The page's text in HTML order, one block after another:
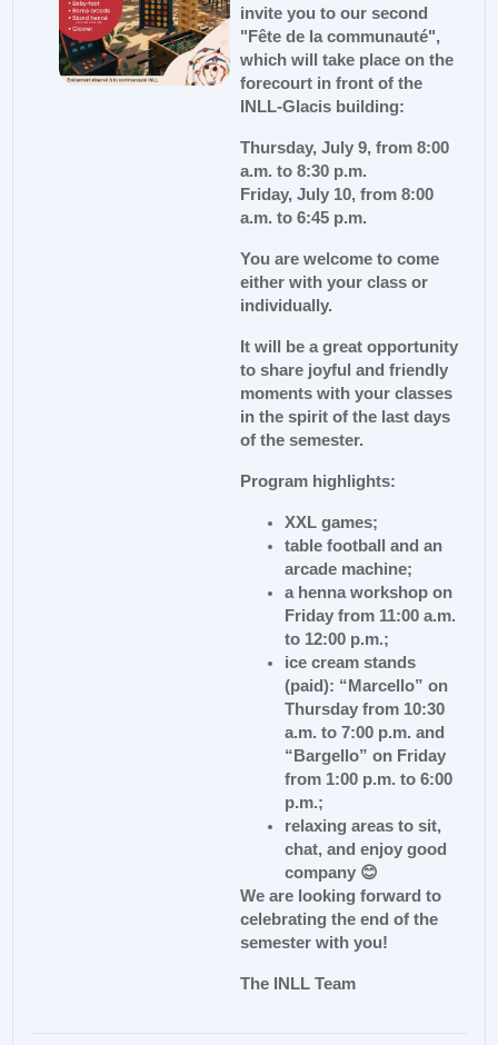
invite you to our second
"Fête de la communauté",
which will take place on the
forecourt in front of the
INLL-Glacis building:
Thursday, July 9, from 8:00
a.m. to 8:30 p.m.
Friday, July 10, from 8:00
a.m. to 6:45 p.m.
You are welcome to come
either with your class or
individually.
It will be a great opportunity
to share joyful and friendly
moments with your classes
in the spirit of the last days
of the semester.
Program highlights:
XXL games;
table football and an
arcade machine;
a henna workshop on
Friday from 11:00 a.m.
to 12:00 p.m.;
ice cream stands
(paid): “Marcello” on
Thursday from 10:30
a.m. to 7:00 p.m. and
“Bargello” on Friday
from 1:00 p.m. to 6:00
p.m.;
relaxing areas to sit,
chat, and enjoy good
company 😊
We are looking forward to
celebrating the end of the
semester with you!
The INLL Team